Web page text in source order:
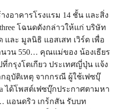
งอาคารโรงแรม 14 ชั้น และสิ่ง
โฉนดดังกล่าวให้แก่ บริษัท
ละ มูลนิธิ แอสเสท เวิร์ด เพื่อ
วน 550… คุณแม่ของ น้องเธียร
ที่กรุงโตเกียว ประเทศญี่ปุ่น แจ้ง
อุบัติเหตุ จากกรณี ผู้ใช้เฟซบุ๊
ได้โพสต์เฟซบุ๊กประกาศตามหา
แอนดริว เกร้กสัน รับบท